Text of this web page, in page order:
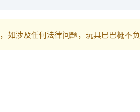
如涉及任何法律问题，玩具巴巴概不